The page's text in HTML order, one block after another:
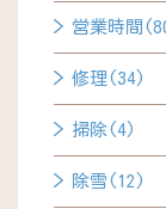
営業時間
修理(34)
掃除(4)
除雪(12)